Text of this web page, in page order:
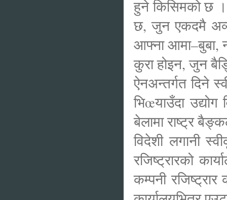
हुने किसिमको छ ।
छ, जुन एकदमै
आफ्ना आमा–बुबा,
कुरा होइन, जुन
ऐनअन्तर्गत दिने
भिœयाउँदा
बेलामा राष्ट्र
विदेशी लगानी
रजिष्ट्रारको
कम्पनी